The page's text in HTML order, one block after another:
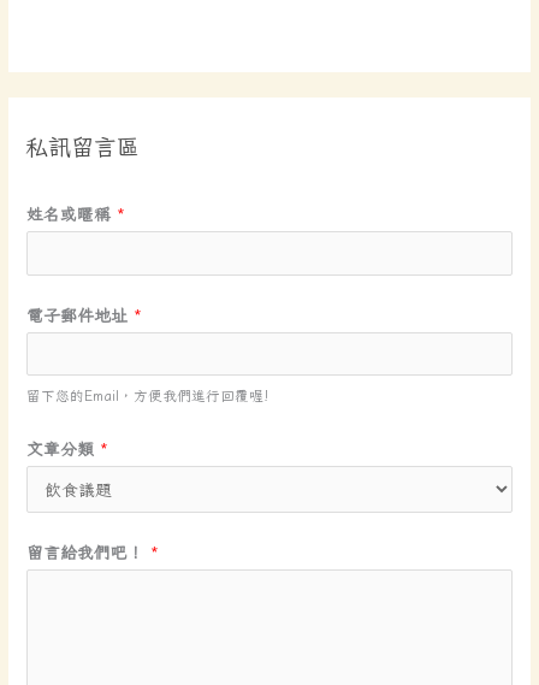
私訊留言區
電
子
地
*
言
們
姓名或暱稱 *
電子郵件地址 *
留下您的Email，方便我們進行回覆喔!
文章分類 *
留言給我們吧！ *